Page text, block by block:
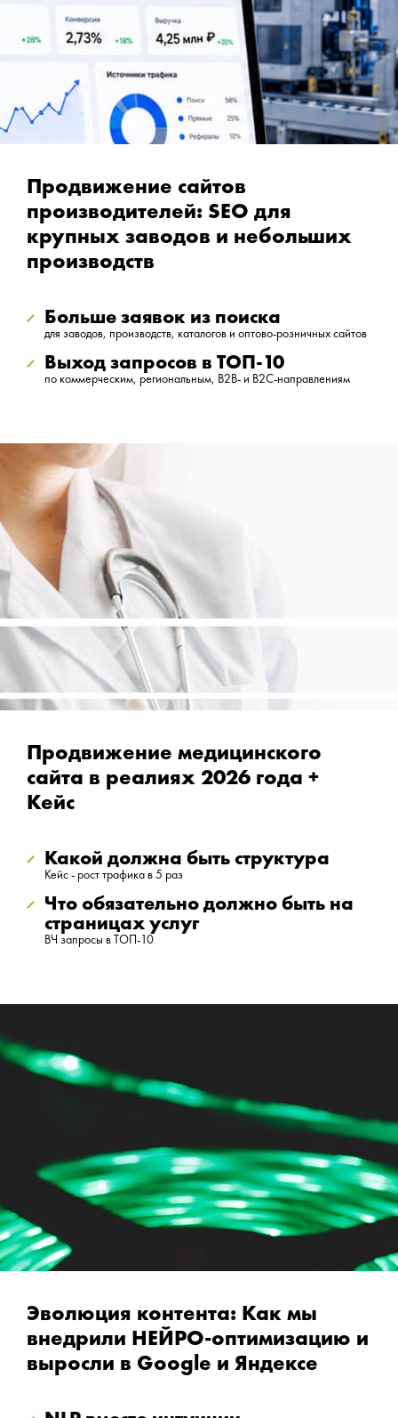
Продвижение сайтов
производителей: SEO для
крупных заводов и небольших
производств
Больше заявок из поиска
для заводов, производств, каталогов и оптово-розничных сайтов
Выход запросов в ТОП-10
по коммерческим, региональным, B2B- и B2C-направлениям
Продвижение медицинского
сайта в реалиях 2026 года +
Кейс
Какой должна быть структура
Кейс - рост трафика в 5 раз
Что обязательно должно быть на
страницах услуг
ВЧ запросы в ТОП-10
Эволюция контента: Как мы
внедрили НЕЙРО-оптимизацию и
выросли в Google и Яндексе